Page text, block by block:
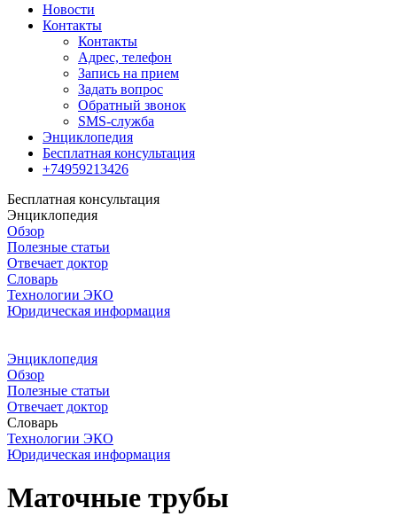
Новости
Контакты
Контакты
Адрес, телефон
Запись на прием
Задать вопрос
Обратный звонок
SMS-служба
Энциклопедия
Бесплатная консультация
+74959213426
Бесплатная консультация
Энциклопедия
Обзор
Полезные статьи
Отвечает доктор
Словарь
Технологии ЭКО
Юридическая информация
Энциклопедия
Обзор
Полезные статьи
Отвечает доктор
Словарь
Технологии ЭКО
Юридическая информация
Маточные трубы